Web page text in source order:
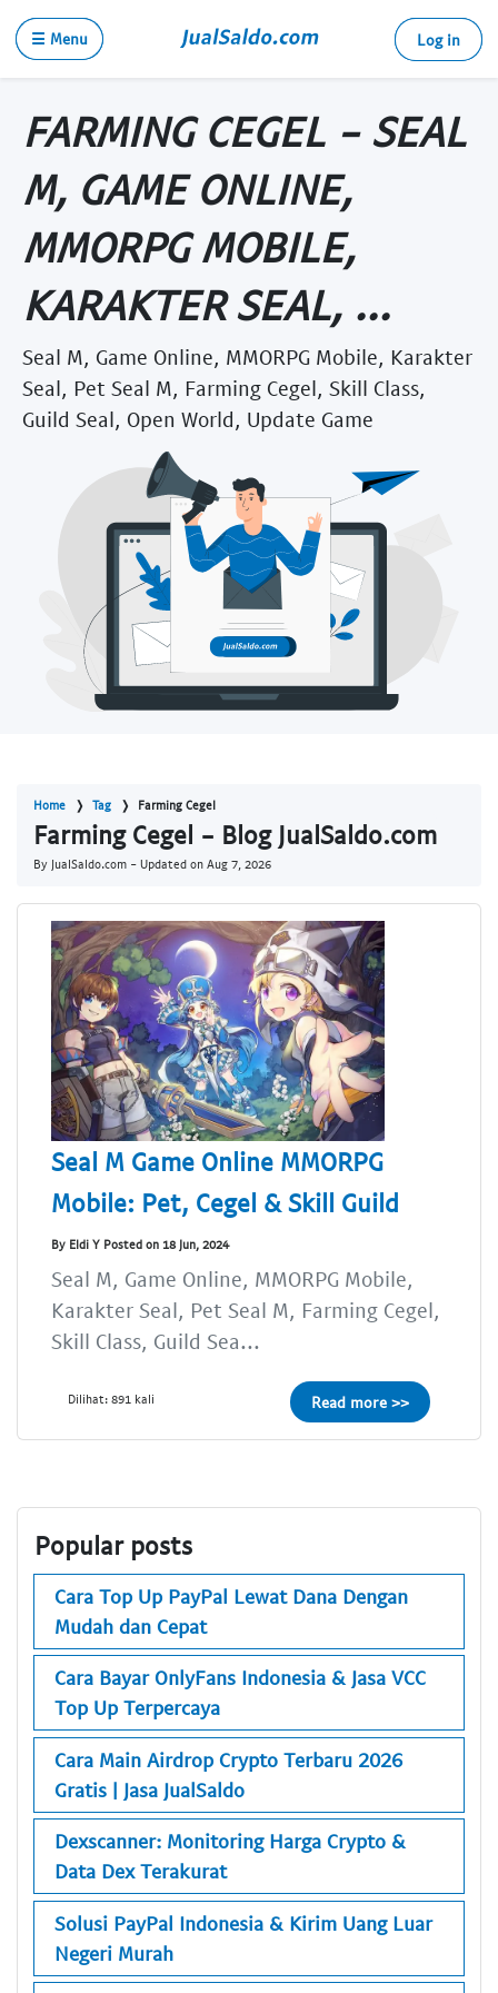
☰ Menu Log in
FARMING CEGEL - SEAL
M, GAME ONLINE,
MMORPG MOBILE,
KARAKTER SEAL, ...
Seal M, Game Online, MMORPG Mobile, Karakter
Seal, Pet Seal M, Farming Cegel, Skill Class,
Guild Seal, Open World, Update Game
Home Tag Farming Cegel
Farming Cegel - Blog JualSaldo.com
By JualSaldo.com - Updated on Aug 7, 2026
Seal M Game Online MMORPG
Mobile: Pet, Cegel & Skill Guild
By Eldi Y Posted on 18 Jun, 2024
Seal M, Game Online, MMORPG Mobile,
Karakter Seal, Pet Seal M, Farming Cegel,
Skill Class, Guild Sea...
Dilihat: 891 kali Read more >>
Popular posts
Cara Top Up PayPal Lewat Dana Dengan
Mudah dan Cepat
Cara Bayar OnlyFans Indonesia & Jasa VCC
Top Up Terpercaya
Cara Main Airdrop Crypto Terbaru 2026
Gratis | Jasa JualSaldo
Dexscanner: Monitoring Harga Crypto &
Data Dex Terakurat
Solusi PayPal Indonesia & Kirim Uang Luar
Negeri Murah